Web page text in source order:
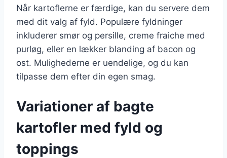
Når kartoflerne er færdige, kan du servere dem
med dit valg af fyld. Populære fyldninger
inkluderer smør og persille, creme fraiche med
purløg, eller en lækker blanding af bacon og
ost. Mulighederne er uendelige, og du kan
tilpasse dem efter din egen smag.
Variationer af bagte
kartofler med fyld og
toppings